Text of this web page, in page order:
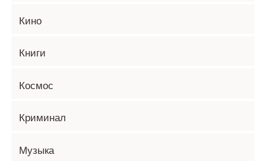
Кино
Книги
Космос
Криминал
Музыка